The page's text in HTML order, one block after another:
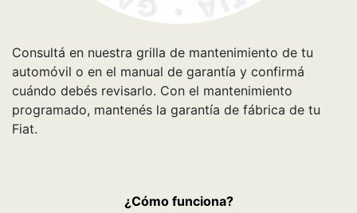
Consultá en nuestra grilla de mantenimiento de tu
automóvil o en el manual de garantía y confirmá
cuándo debés revisarlo. Con el mantenimiento
programado, mantenés la garantía de fábrica de tu
Fiat.
¿Cómo funciona?